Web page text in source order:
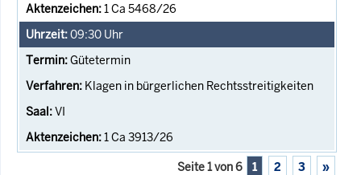
1 Ca 5468/26
09:30 Uhr
Gütetermin
Klagen in bürgerlichen Rechtsstreitigkeiten
VI
1 Ca 3913/26
Seite 1 von 6 1 2 3 »